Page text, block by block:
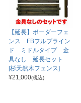
【延長】ボーダーフェ
ンス FBフルブライン
ド ミドルタイプ 金
具なし 延長セット
[杉天然木フェンス]
¥21,000(税込)